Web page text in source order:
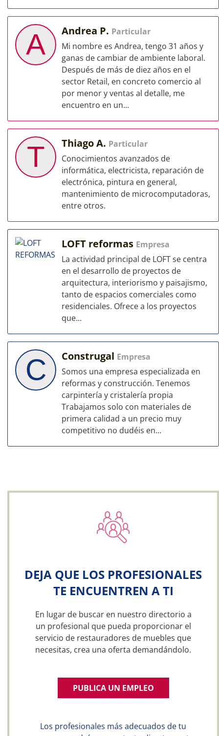
A Andrea P. Particular
Mi nombre es Andrea, tengo 31 años y
ganas de cambiar de ambiente laboral.
Después de más de diez años en el
sector Retail, en concreto comercio al
por menor y ventas al detalle, me
encuentro en un...
T Thiago A. Particular
Conocimientos avanzados de
informática, electricista, reparación de
electrónica, pintura en general,
mantenimiento de microcomputadoras,
entre otros.
LOFT reformas Empresa
La actividad principal de LOFT se centra
en el desarrollo de proyectos de
arquitectura, interiorismo y paisajismo,
tanto de espacios comerciales como
residenciales. Ofrece a los proyectos
que...
C Construgal Empresa
Somos una empresa especializada en
reformas y construcción. Tenemos
carpintería y cristalería propia
Trabajamos solo con materiales de
primera calidad a un precio muy
competitivo no dudéis en...
DEJA QUE LOS PROFESIONALES
TE ENCUENTREN A TI
En lugar de buscar en nuestro directorio a
un profesional que pueda proporcionar el
servicio de restauradores de muebles que
necesitas, crea una oferta demandándolo.
PUBLICA UN EMPLEO
Los profesionales más adecuados de tu